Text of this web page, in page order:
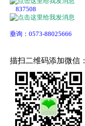
837508
垂询：0573-88025666
描扫二维码添加微信：